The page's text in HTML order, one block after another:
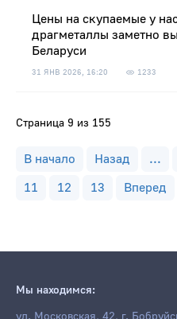
Цены на скупаемые у
драгметаллы заметно
Беларуси
31 ЯНВ 2026, 16:20 1233
Страница 9 из 155
В начало Назад ...
11
12 13 Вперед
Мы находимся: